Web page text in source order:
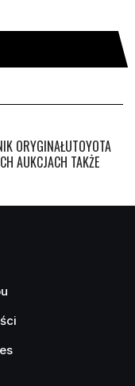
ORYGINAŁUTOYOTA
AUKCJACH TAKŻE